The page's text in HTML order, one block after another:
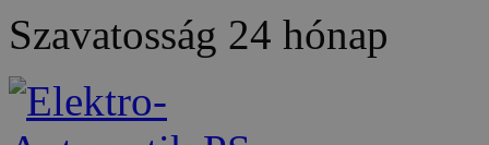
Szavatosság 24 hónap